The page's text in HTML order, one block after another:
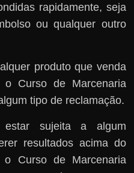
rapidamente, seja
ou qualquer outro
produto que venda
Curso de Marcenaria
tipo de reclamação.
estar sujeita a algum
resultados acima do
o Curso de Marcenaria